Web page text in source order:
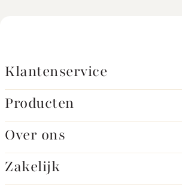
Klantenservice
Producten
Over ons
Zakelijk